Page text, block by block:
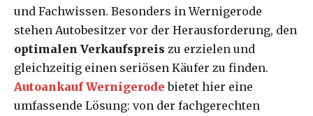
und Fachwissen. Besonders in Wernigerode
stehen Autobesitzer vor der Herausforderung, den
optimalen Verkaufspreis zu erzielen und
gleichzeitig einen seriösen Käufer zu finden.
Autoankauf Wernigerode bietet hier eine
umfassende Lösung: von der fachgerechten